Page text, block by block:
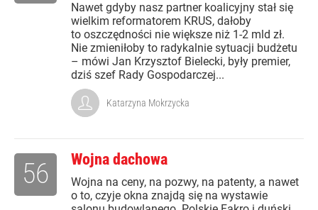
Nawet gdyby nasz partner koalicyjny stał się
wielkim reformatorem KRUS, dałoby
to oszczędności nie większe niż 1-2 mld zł.
Nie zmieniłoby to radykalnie sytuacji budżetu
– mówi Jan Krzysztof Bielecki, były premier,
dziś szef Rady Gospodarczej...
Katarzyna Mokrzycka
Wojna dachowa
Wojna na ceny, na pozwy, na patenty, a nawet
o to, czyje okna znajdą się na wystawie
56